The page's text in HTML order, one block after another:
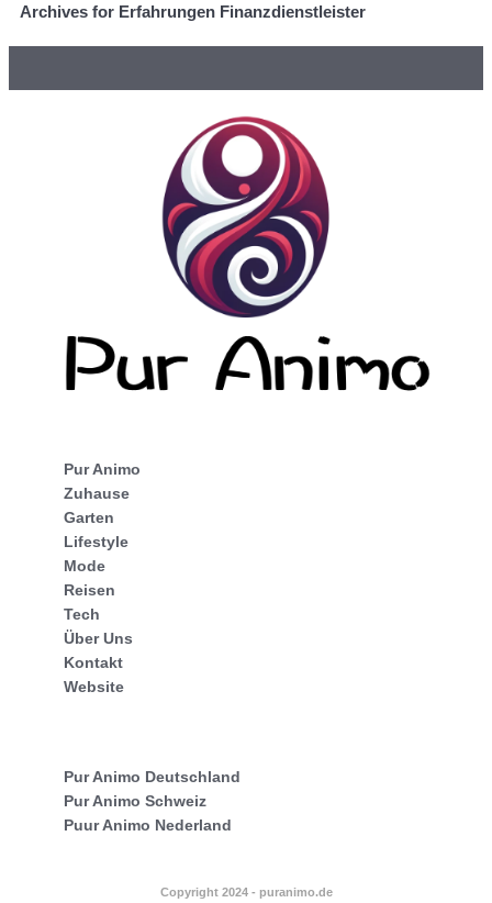
Archives for Erfahrungen Finanzdienstleister
Pur Animo
Zuhause
Garten
Lifestyle
Mode
Reisen
Tech
Über Uns
Kontakt
Website
Pur Animo Deutschland
Pur Animo Schweiz
Puur Animo Nederland
Copyright 2024 - puranimo.de